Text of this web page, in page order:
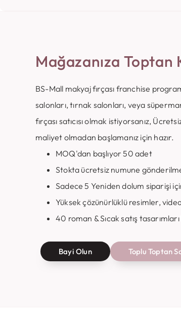
Mağazanıza Toptan
BS-Mall makyaj fırçası franchise
salonları, tırnak salonları, veya
fırçası satıcısı olmak istiyorsanız,
maliyet olmadan başlamanız için hazır.
MOQ'dan başlıyor 50 adet
Stokta ücretsiz numune
Sadece 5 Yeniden dolum siparişi
Yüksek çözünürlüklü resimler,
40 roman & Sıcak satış
Bayi Olun Toplu Toptan